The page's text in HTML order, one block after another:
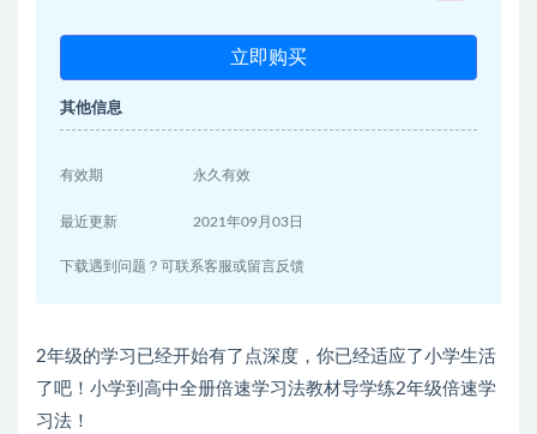
立即购买
其他信息
有效期 永久有效
最近更新 2021年09月03日
下载遇到问题？可联系客服或留言反馈
2年级的学习已经开始有了点深度，你已经适应了小学生活
了吧！小学到高中全册倍速学习法教材导学练2年级倍速学
习法！